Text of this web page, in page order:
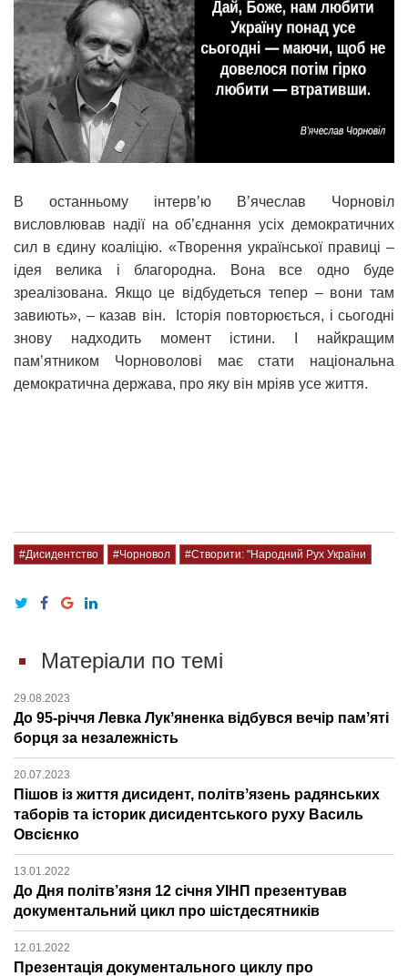
В останньому інтерв’ю В’ячеслав Чорновіл
висловлював надії на об’єднання усіх демократичних
сил в єдину коаліцію. «Творення української правиці –
ідея велика і благородна. Вона все одно буде
зреалізована. Якщо це відбудеться тепер – вони там
завиють», – казав він. Історія повторюється, і сьогодні
знову надходить момент істини. І найкращим
пам’ятником Чорноволові має стати національна
демократична держава, про яку він мріяв усе життя.
#Дисидентство #Чорновол #Створити: "Народний Рух України
Матеріали по темі
29.08.2023
До 95-річчя Левка Лукʼяненка відбувся вечір памʼяті
борця за незалежність
20.07.2023
Пішов із життя дисидент, політвʼязень радянських
таборів та історик дисидентського руху Василь
Овсієнко
13.01.2022
До Дня політв’язня 12 січня УІНП презентував
документальний цикл про шістдесятників
12.01.2022
Презентація документального циклу про